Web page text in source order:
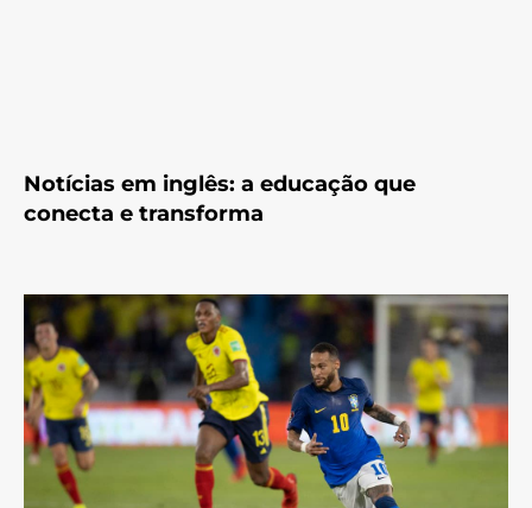
Notícias em inglês: a educação que
conecta e transforma